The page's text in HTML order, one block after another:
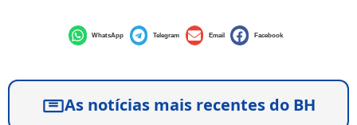
WhatsApp Telegram Email Facebook
As notícias mais recentes do BH